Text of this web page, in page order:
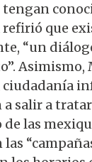
tengan
que
“un
salir a
las